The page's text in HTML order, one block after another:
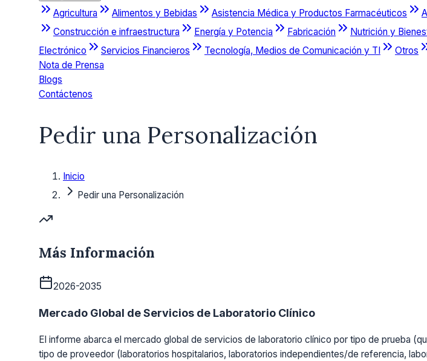
Agricultura Alimentos y Bebidas Asistencia Médica y Productos Farmacéuticos
Construcción e infraestructura
Energía y Potencia Fabricación Nutrición y
Electrónico
Servicios Financieros Tecnología, Medios de Comunicación y TI Otros
Nota de Prensa
Blogs
Contáctenos
Pedir una Personalización
Inicio
Pedir una Personalización
Más Información
2026-2035
Mercado Global de Servicios de Laboratorio Clínico
El informe abarca el mercado global de servicios de laboratorio clínico por tipo de prueba
tipo de proveedor (laboratorios hospitalarios, laboratorios independientes/de referencia,